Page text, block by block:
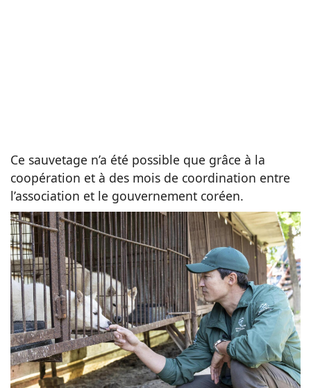
Ce sauvetage n’a été possible que grâce à la
coopération et à des mois de coordination entre
l’association et le gouvernement coréen.